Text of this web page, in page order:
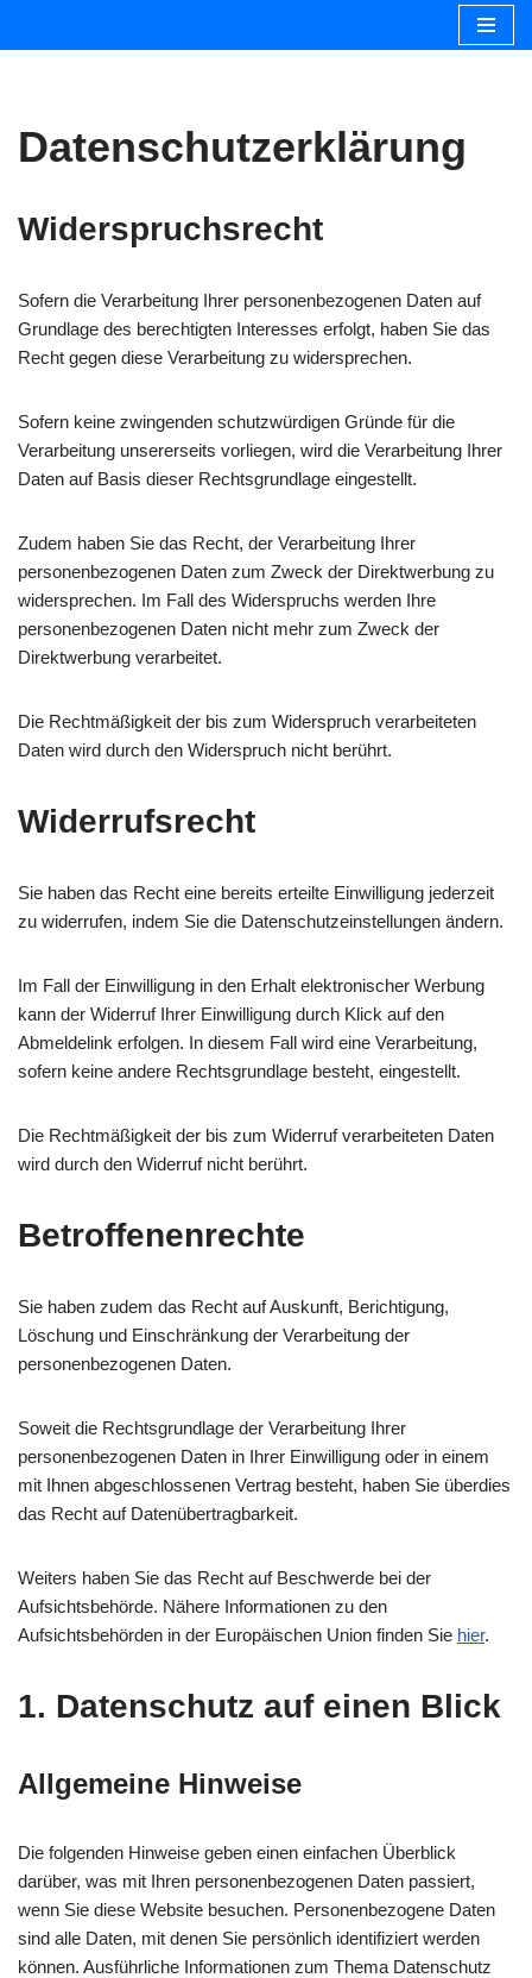
Datenschutzerklärung
Widerspruchsrecht
Sofern die Verarbeitung Ihrer personenbezogenen Daten auf
Grundlage des berechtigten Interesses erfolgt, haben Sie das
Recht gegen diese Verarbeitung zu widersprechen.
Sofern keine zwingenden schutzwürdigen Gründe für die
Verarbeitung unsererseits vorliegen, wird die Verarbeitung Ihrer
Daten auf Basis dieser Rechtsgrundlage eingestellt.
Zudem haben Sie das Recht, der Verarbeitung Ihrer
personenbezogenen Daten zum Zweck der Direktwerbung zu
widersprechen. Im Fall des Widerspruchs werden Ihre
personenbezogenen Daten nicht mehr zum Zweck der
Direktwerbung verarbeitet.
Die Rechtmäßigkeit der bis zum Widerspruch verarbeiteten
Daten wird durch den Widerspruch nicht berührt.
Widerrufsrecht
Sie haben das Recht eine bereits erteilte Einwilligung jederzeit
zu widerrufen, indem Sie die Datenschutzeinstellungen ändern.
Im Fall der Einwilligung in den Erhalt elektronischer Werbung
kann der Widerruf Ihrer Einwilligung durch Klick auf den
Abmeldelink erfolgen. In diesem Fall wird eine Verarbeitung,
sofern keine andere Rechtsgrundlage besteht, eingestellt.
Die Rechtmäßigkeit der bis zum Widerruf verarbeiteten Daten
wird durch den Widerruf nicht berührt.
Betroffenenrechte
Sie haben zudem das Recht auf Auskunft, Berichtigung,
Löschung und Einschränkung der Verarbeitung der
personenbezogenen Daten.
Soweit die Rechtsgrundlage der Verarbeitung Ihrer
personenbezogenen Daten in Ihrer Einwilligung oder in einem
mit Ihnen abgeschlossenen Vertrag besteht, haben Sie überdies
das Recht auf Datenübertragbarkeit.
Weiters haben Sie das Recht auf Beschwerde bei der
Aufsichtsbehörde. Nähere Informationen zu den
Aufsichtsbehörden in der Europäischen Union finden Sie hier.
1. Datenschutz auf einen Blick
Allgemeine Hinweise
Die folgenden Hinweise geben einen einfachen Überblick
darüber, was mit Ihren personenbezogenen Daten passiert,
wenn Sie diese Website besuchen. Personenbezogene Daten
sind alle Daten, mit denen Sie persönlich identifiziert werden
können. Ausführliche Informationen zum Thema Datenschutz